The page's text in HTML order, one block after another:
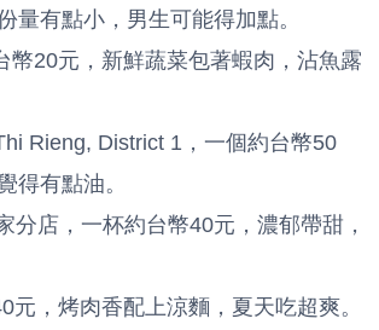
有點小，男生可能得加點。
幣20元，新鮮蔬菜包著蝦肉，沾魚露
Rieng, District 1，一個約台幣50
得有點油。
分店，一杯約台幣40元，濃郁帶甜，
元，烤肉香配上涼麵，夏天吃超爽。